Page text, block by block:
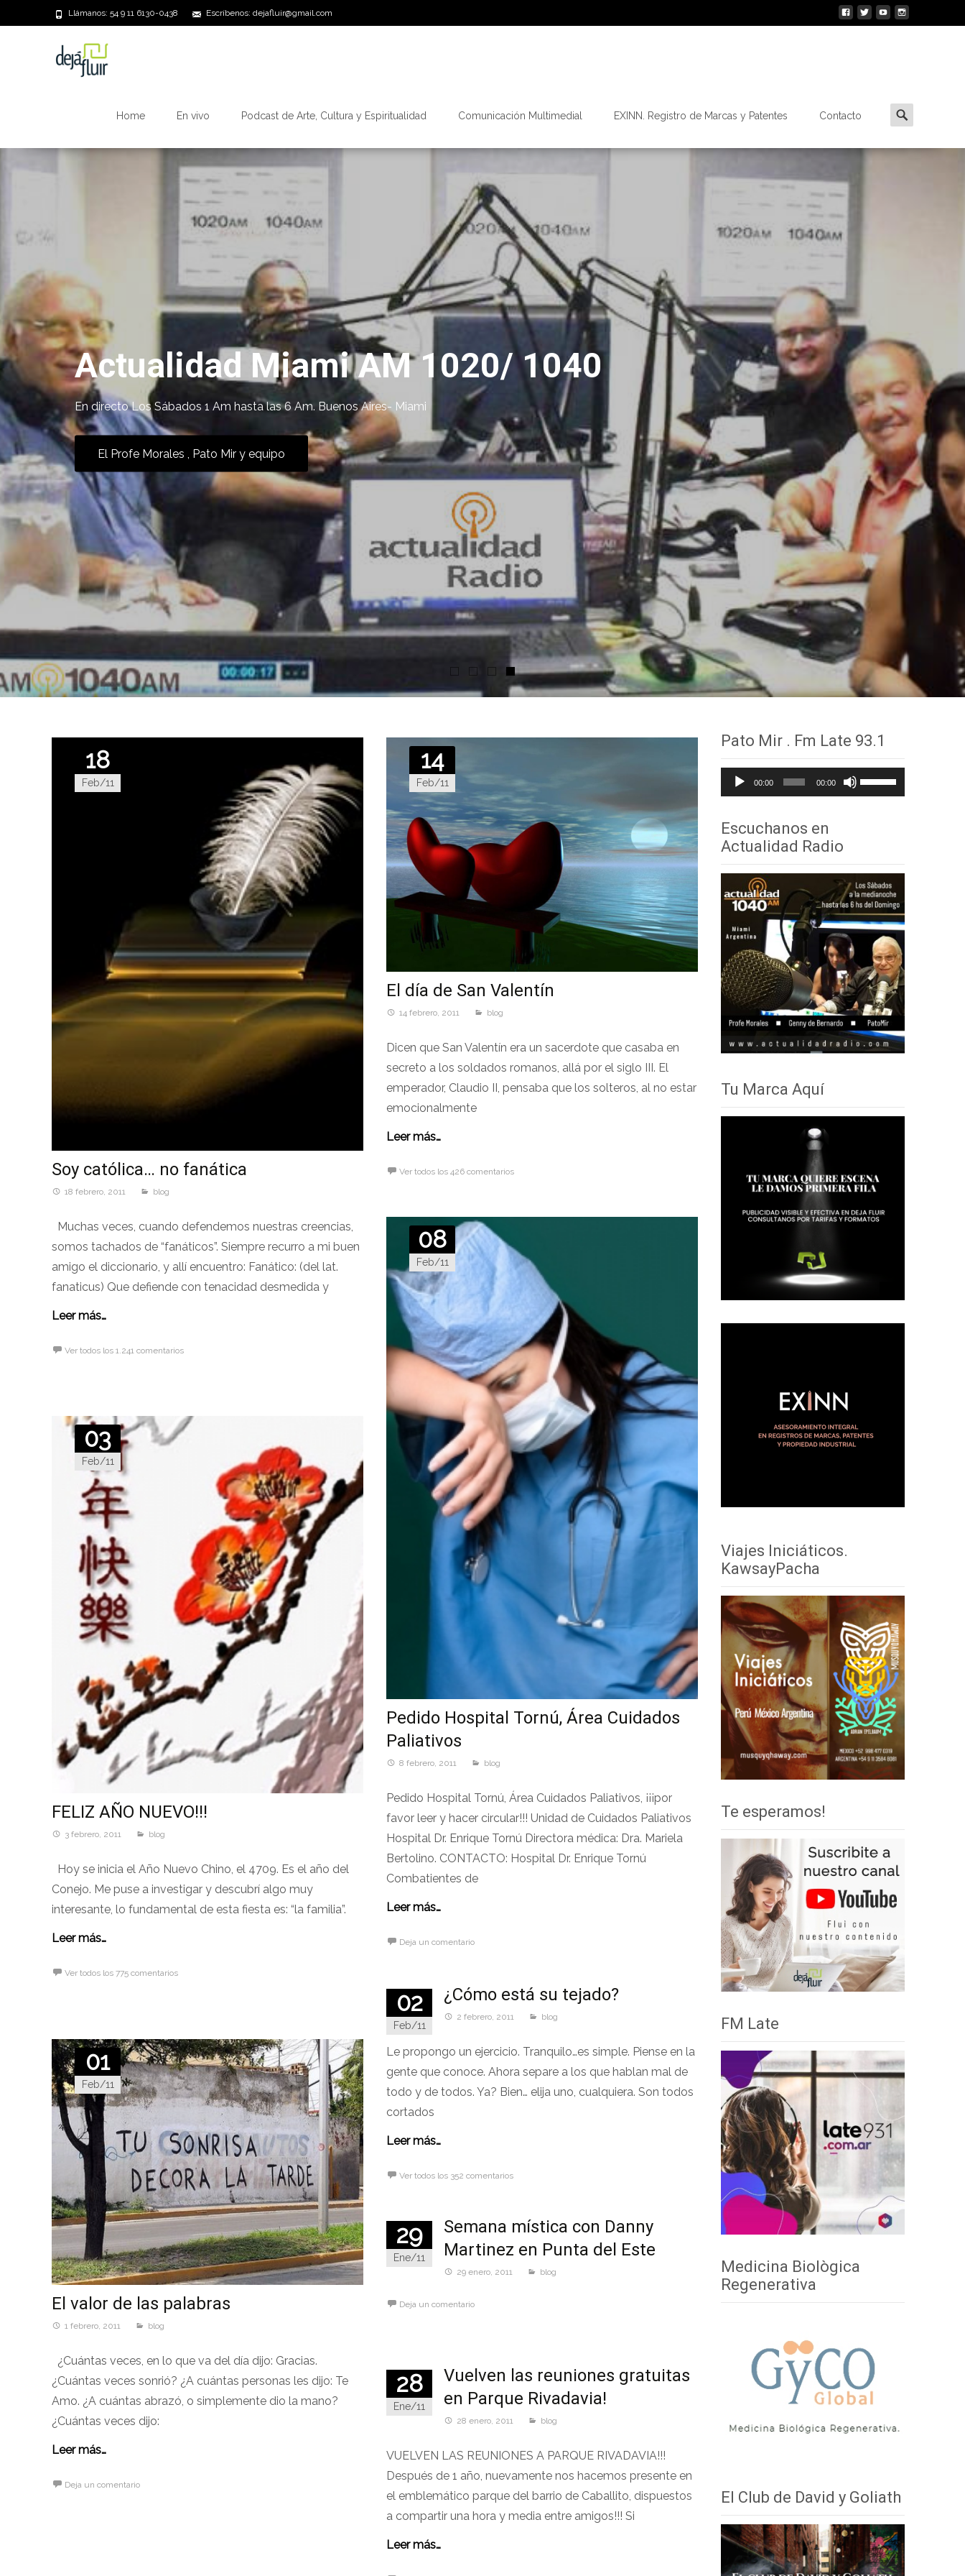
Llámanos: 54 9 11 6130-0438 Escríbenos: dejafluir@gmail.com
Home En vivo Podcast de Arte, Cultura y Espiritualidad Comunicación Multimedial EXINN. Registro de Marcas y Patentes Contacto
Buscar
por:
Actualidad Miami AM 1020/ 1040
En directo Los Sábados 1 Am hasta las 6 Am. Buenos Aires- Miami
El Profe Morales , Pato Mir y equipo
18
Feb/11
Soy católica… no fanática
18 febrero, 2011 blog
Muchas veces, cuando defendemos nuestras creencias,
somos tachados de “fanáticos”. Siempre recurro a mi buen
amigo el diccionario, y allí encuentro: Fanático: (del lat.
fanaticus) Que defiende con tenacidad desmedida y
Leer más…
Ver todos los 1.241 comentarios
14
Feb/11
El día de San Valentín
14 febrero, 2011 blog
Dicen que San Valentín era un sacerdote que casaba en
secreto a los soldados romanos, allá por el siglo III. El
emperador, Claudio II, pensaba que los solteros, al no estar
emocionalmente
Leer más…
Ver todos los 426 comentarios
08
Feb/11
Pedido Hospital Tornú, Área Cuidados
Paliativos
8 febrero, 2011 blog
Pedido Hospital Tornú, Área Cuidados Paliativos, ¡¡¡por
favor leer y hacer circular!!! Unidad de Cuidados Paliativos
Hospital Dr. Enrique Tornú Directora médica: Dra. Mariela
Bertolino. CONTACTO: Hospital Dr. Enrique Tornú
Combatientes de
Leer más…
Deja un comentario
03
Feb/11
FELIZ AÑO NUEVO!!!
3 febrero, 2011 blog
Hoy se inicia el Año Nuevo Chino, el 4709. Es el año del
Conejo. Me puse a investigar y descubrí algo muy
interesante, lo fundamental de esta fiesta es: “la familia”.
Leer más…
Ver todos los 775 comentarios
02
Feb/11
¿Cómo está su tejado?
2 febrero, 2011 blog
Le propongo un ejercicio. Tranquilo…es simple. Piense en la
gente que conoce. Ahora separe a los que hablan mal de
todo y de todos. Ya? Bien… elija uno, cualquiera. Son todos
cortados
Leer más…
Ver todos los 352 comentarios
01
Feb/11
El valor de las palabras
1 febrero, 2011 blog
¿Cuántas veces, en lo que va del día dijo: Gracias.
¿Cuántas veces sonrió? ¿A cuántas personas les dijo: Te
Amo. ¿A cuántas abrazó, o simplemente dio la mano?
¿Cuántas veces dijo:
Leer más…
Deja un comentario
29
Ene/11
Semana mística con Danny
Martinez en Punta del Este
29 enero, 2011 blog
Deja un comentario
28
Ene/11
Vuelven las reuniones gratuitas
en Parque Rivadavia!
28 enero, 2011 blog
VUELVEN LAS REUNIONES A PARQUE RIVADAVIA!!!
Después de 1 año, nuevamente nos hacemos presente en
el emblemático parque del barrio de Caballito, dispuestos
a compartir una hora y media entre amigos!!! Si
Leer más…
Pato Mir . Fm Late 93.1
Reproductor
de
00:00 00:00
Utiliza
las
arriba/abajo
para
aumentar
disminuir
el
volumen.
Escuchanos en
Actualidad Radio
Tu Marca Aquí
Viajes Iniciáticos.
KawsayPacha
Te esperamos!
FM Late
Medicina Biològica
Regenerativa
El Club de David y Goliath